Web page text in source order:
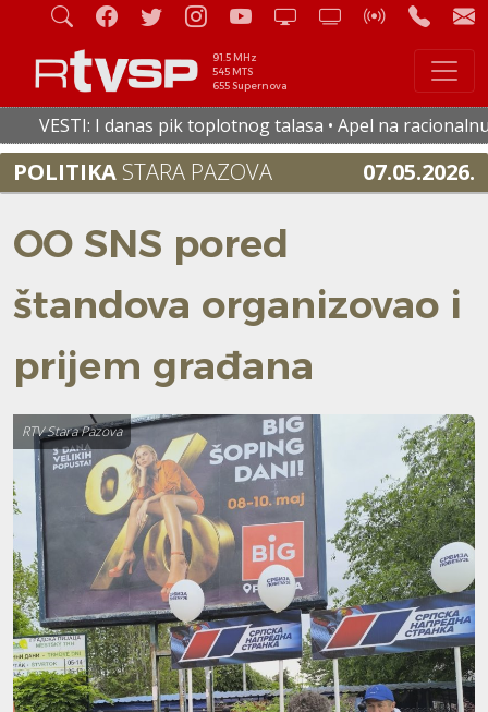
91.5 MHz
545 MTS
655 Supernova
I danas pik toplotnog talasa • Apel na racionalnu
POLITIKA STARA PAZOVA 07.05.2026.
OO SNS pored
štandova organizovao i
prijem građana
RTV Stara Pazova